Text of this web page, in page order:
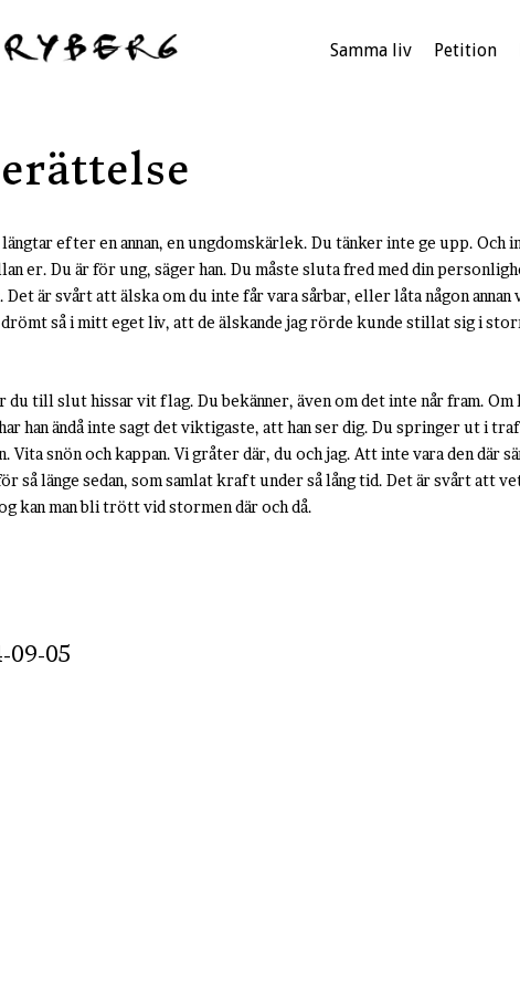
Samma liv Petition
efter en annan, en ungdomskärlek. Du tänker inte ge upp. Och
er. Du är för ung, säger han. Du måste sluta fred med din
är svårt att älska om du inte får vara sårbar, eller låta någon annan
så i mitt eget liv, att de älskande jag rörde kunde stillat sig i
du till slut hissar vit flag. Du bekänner, även om det inte når fram. Om
han ändå inte sagt det viktigaste, att han ser dig. Du springer ut i
Vita snön och kappan. Vi gråter där, du och jag. Att inte vara den där
så länge sedan, som samlat kraft under så lång tid. Det är svårt att
kan man bli trött vid stormen där och då.
09-05